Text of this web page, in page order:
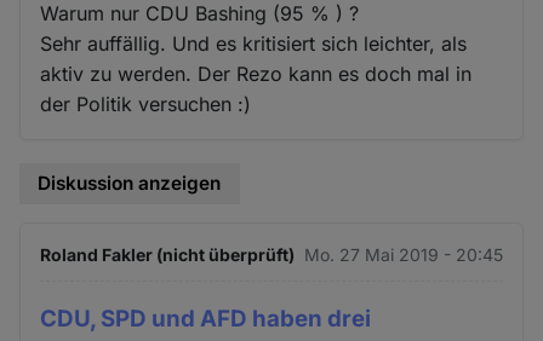
Warum nur CDU Bashing (95 % ) ?
Sehr auffällig. Und es kritisiert sich leichter, als
aktiv zu werden. Der Rezo kann es doch mal in
der Politik versuchen :)
Diskussion anzeigen
Roland Fakler (nicht überprüft) Mo. 27 Mai 2019 - 20:45
CDU, SPD und AFD haben drei